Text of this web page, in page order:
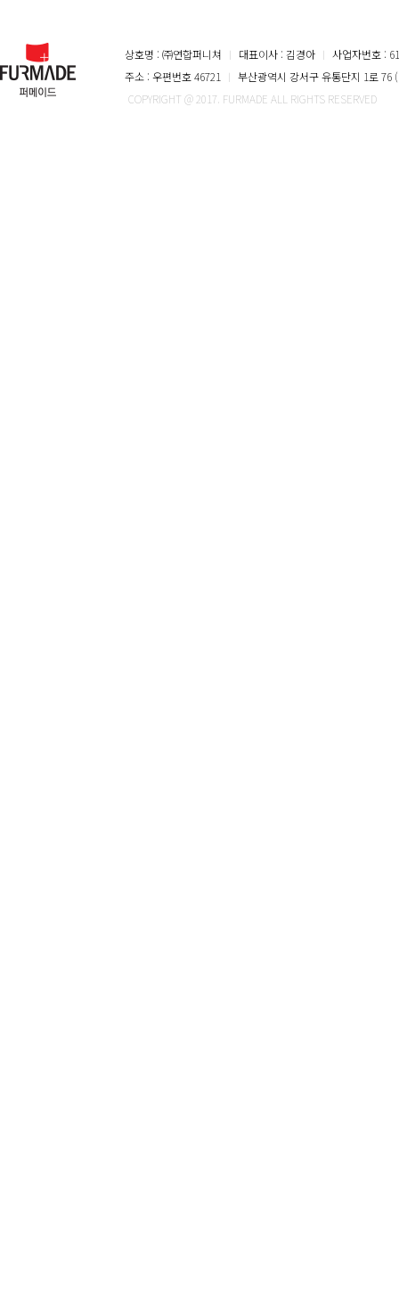
상호명 : ㈜연합퍼니쳐 ㅣ 대표이사 : 김경아 ㅣ 사업자번호 :
주소 : 우편번호 46721
ㅣ 부산광역시 강서구 유통단지 1로 76
COPYRIGHT @ 2017. FURMADE ALL RIGHTS RESERVED